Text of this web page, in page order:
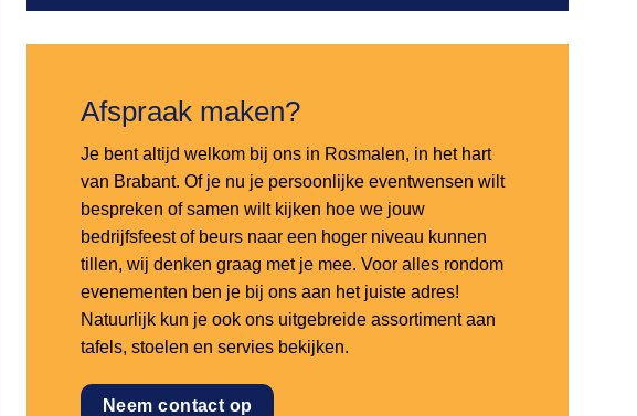
Afspraak maken?
Je bent altijd welkom bij ons in Rosmalen, in het hart
van Brabant. Of je nu je persoonlijke eventwensen wilt
bespreken of samen wilt kijken hoe we jouw
bedrijfsfeest of beurs naar een hoger niveau kunnen
tillen, wij denken graag met je mee. Voor alles rondom
evenementen ben je bij ons aan het juiste adres!
Natuurlijk kun je ook ons uitgebreide assortiment aan
tafels, stoelen en servies bekijken.
Neem contact op